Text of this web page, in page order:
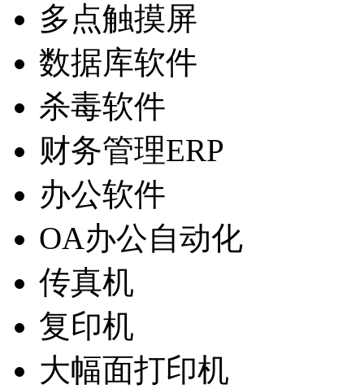
多点触摸屏
数据库软件
杀毒软件
财务管理ERP
办公软件
OA办公自动化
传真机
复印机
大幅面打印机